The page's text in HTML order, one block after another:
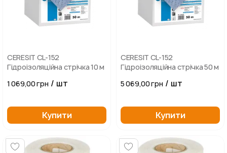
CERESIT CL-152
Гідроізоляційна стрічка 10 м
1 069,00 грн / шт
Купити
CERESIT CL-152
Гідроізоляційна стрічка 50 м
5 069,00 грн / шт
Купити